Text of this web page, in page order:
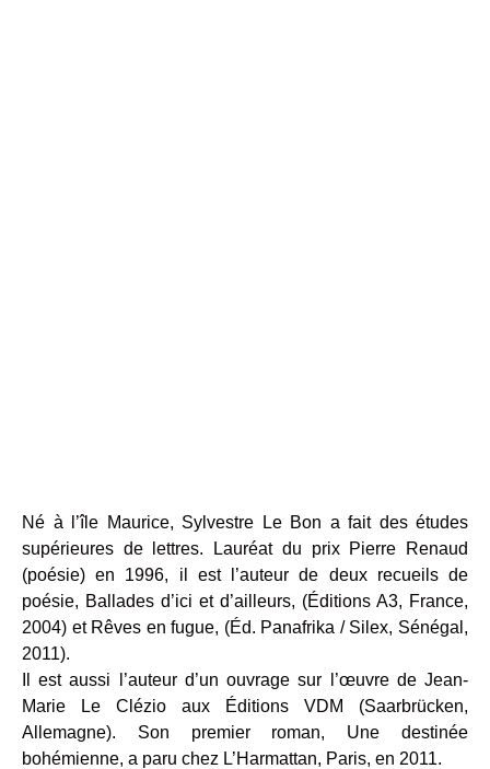
Né à l’île Maurice, Sylvestre Le Bon a fait des études
supérieures de lettres. Lauréat du prix Pierre Renaud
(poésie) en 1996, il est l’auteur de deux recueils de
poésie, Ballades d’ici et d’ailleurs, (Éditions A3, France,
2004) et Rêves en fugue, (Éd. Panafrika / Silex, Sénégal,
2011).
Il est aussi l’auteur d’un ouvrage sur l’œuvre de Jean-
Marie Le Clézio aux Éditions VDM (Saarbrücken,
Allemagne). Son premier roman, Une destinée
bohémienne, a paru chez L’Harmattan, Paris, en 2011.